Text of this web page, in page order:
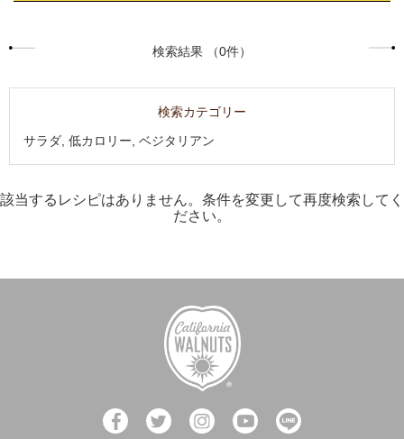
検索結果 （0件）
検索カテゴリー
サラダ, 低カロリー, ベジタリアン
該当するレシピはありません。条件を変更して再度検索してく
ださい。